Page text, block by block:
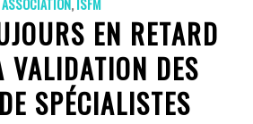
ASSOCIATION,ISFM
EN RETARD
VALIDATION DES
SPÉCIALISTES